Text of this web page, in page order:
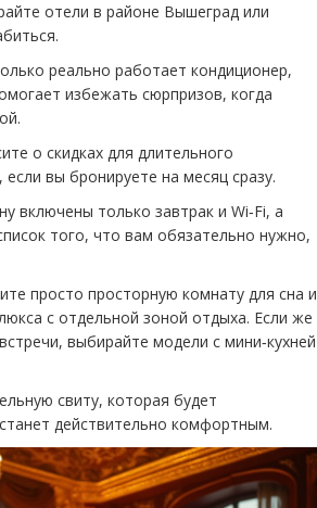
отели в районе Вышеград или
реально работает кондиционер,
избежать сюрпризов, когда
о скидках для длительного
вы бронируете на месяц сразу.
включены только завтрак и Wi‑Fi, а
того, что вам обязательно нужно,
просто просторную комнату для сна и
с отдельной зоной отдыха. Если же
выбирайте модели с мини‑кухней
свиту, которая будет
действительно комфортным.